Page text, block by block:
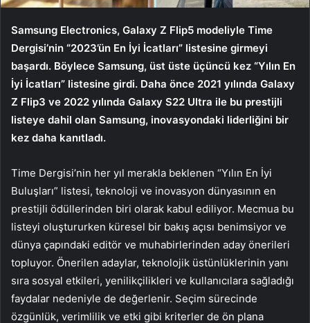
Samsung Electronics, Galaxy Z Flip5 modeliyle Time
Dergisi’nin “2023’ün En İyi İcatları” listesine girmeyi
başardı. Böylece Samsung, üst üste üçüncü kez “Yılın En
İyi İcatları” listesine girdi. Daha önce 2021 yılında Galaxy
Z Flip3 ve 2022 yılında Galaxy S22 Ultra ile bu prestijli
listeye dahil olan Samsung, inovasyondaki liderliğini bir
kez daha kanıtladı.
Time Dergisi’nin her yıl merakla beklenen “Yılın En İyi
Buluşları” listesi, teknoloji ve inovasyon dünyasının en
prestijli ödüllerinden biri olarak kabul ediliyor. Mecmua bu
listeyi oluştururken küresel bir bakış açısı benimsiyor ve
dünya çapındaki editör ve muhabirlerinden aday önerileri
topluyor. Önerilen adaylar, teknolojik üstünlüklerinin yanı
sıra sosyal etkileri, yenilikçilikleri ve kullanıcılara sağladığı
faydalar nedeniyle de değerlenir. Seçim sürecinde
özgünlük, verimlilik ve etki gibi kriterler de ön plana